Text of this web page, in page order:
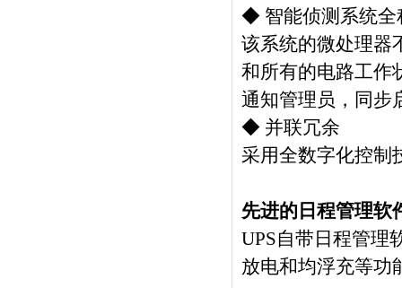
◆ 智能侦测系统全
该系统的微处理器
和所有的电路工作
通知管理员，同步
◆ 并联冗余
采用全数字化控制
先进的日程管理软
UPS自带日程管理
放电和均浮充等功